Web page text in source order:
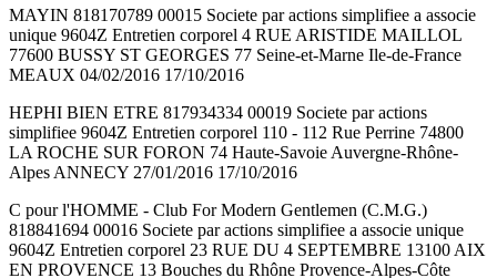
MAYIN 818170789 00015 Societe par actions simplifiee a associe
unique 9604Z Entretien corporel 4 RUE ARISTIDE MAILLOL
77600 BUSSY ST GEORGES 77 Seine-et-Marne Ile-de-France
MEAUX 04/02/2016 17/10/2016
HEPHI BIEN ETRE 817934334 00019 Societe par actions
simplifiee 9604Z Entretien corporel 110 - 112 Rue Perrine 74800
LA ROCHE SUR FORON 74 Haute-Savoie Auvergne-Rhône-
Alpes ANNECY 27/01/2016 17/10/2016
C pour l'HOMME - Club For Modern Gentlemen (C.M.G.)
818841694 00016 Societe par actions simplifiee a associe unique
9604Z Entretien corporel 23 RUE DU 4 SEPTEMBRE 13100 AIX
EN PROVENCE 13 Bouches du Rhône Provence-Alpes-Côte